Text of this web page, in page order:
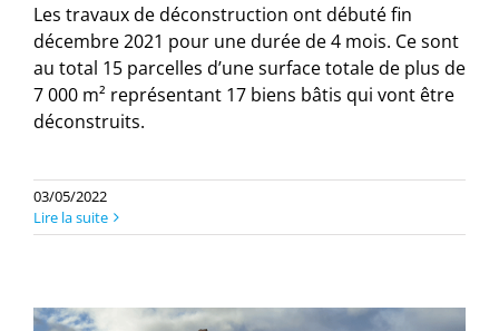
Les travaux de déconstruction ont débuté fin
décembre 2021 pour une durée de 4 mois. Ce sont
au total 15 parcelles d’une surface totale de plus de
7 000 m² représentant 17 biens bâtis qui vont être
déconstruits.
03/05/2022
Lire la suite